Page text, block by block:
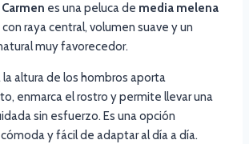
es una peluca de media melena
con raya central, volumen suave y un
muy favorecedor.
la altura de los hombros aporta
enmarca el rostro y permite llevar una
sin esfuerzo. Es una opción
y fácil de adaptar al día a día.